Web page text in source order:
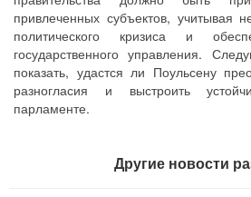
привлеченных субъектов, учитывая
политического кризиса и
государственного управления.
показать, удастся ли Поульсену
разногласия и выстроить
парламенте.
Другие новости